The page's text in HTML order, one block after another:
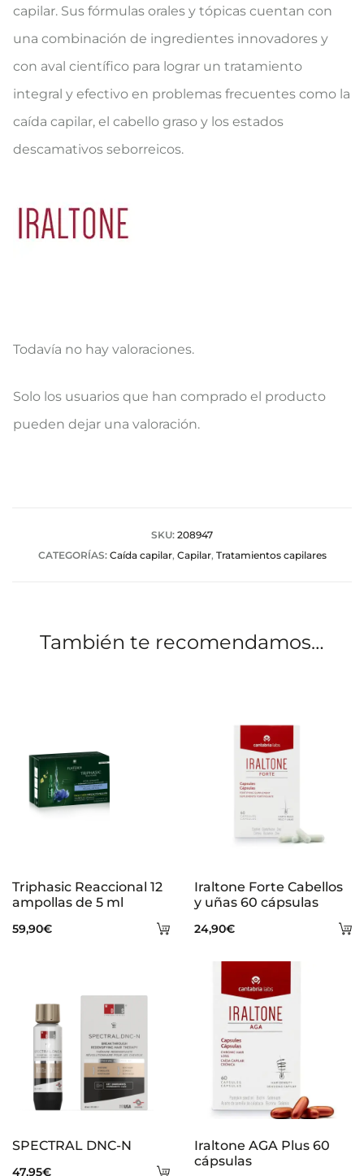
capilar. Sus fórmulas orales y tópicas cuentan con
una combinación de ingredientes innovadores y
con aval científico para lograr un tratamiento
integral y efectivo en problemas frecuentes como la
caída capilar, el cabello graso y los estados
descamativos seborreicos.
V
a
Todavía no hay valoraciones.
Solo los usuarios que han comprado el producto
pueden dejar una valoración.
SKU: 208947
CATEGORÍAS: Caída capilar, Capilar, Tratamientos capilares
También te recomendamos…
Añadir
Triphasic Reaccional 12
ampollas de 5 ml
59,90€
Iraltone Forte Cabellos
y uñas 60 cápsulas
24,90€
Añadir
SPECTRAL DNC-N
47,95€
Iraltone AGA Plus 60
cápsulas